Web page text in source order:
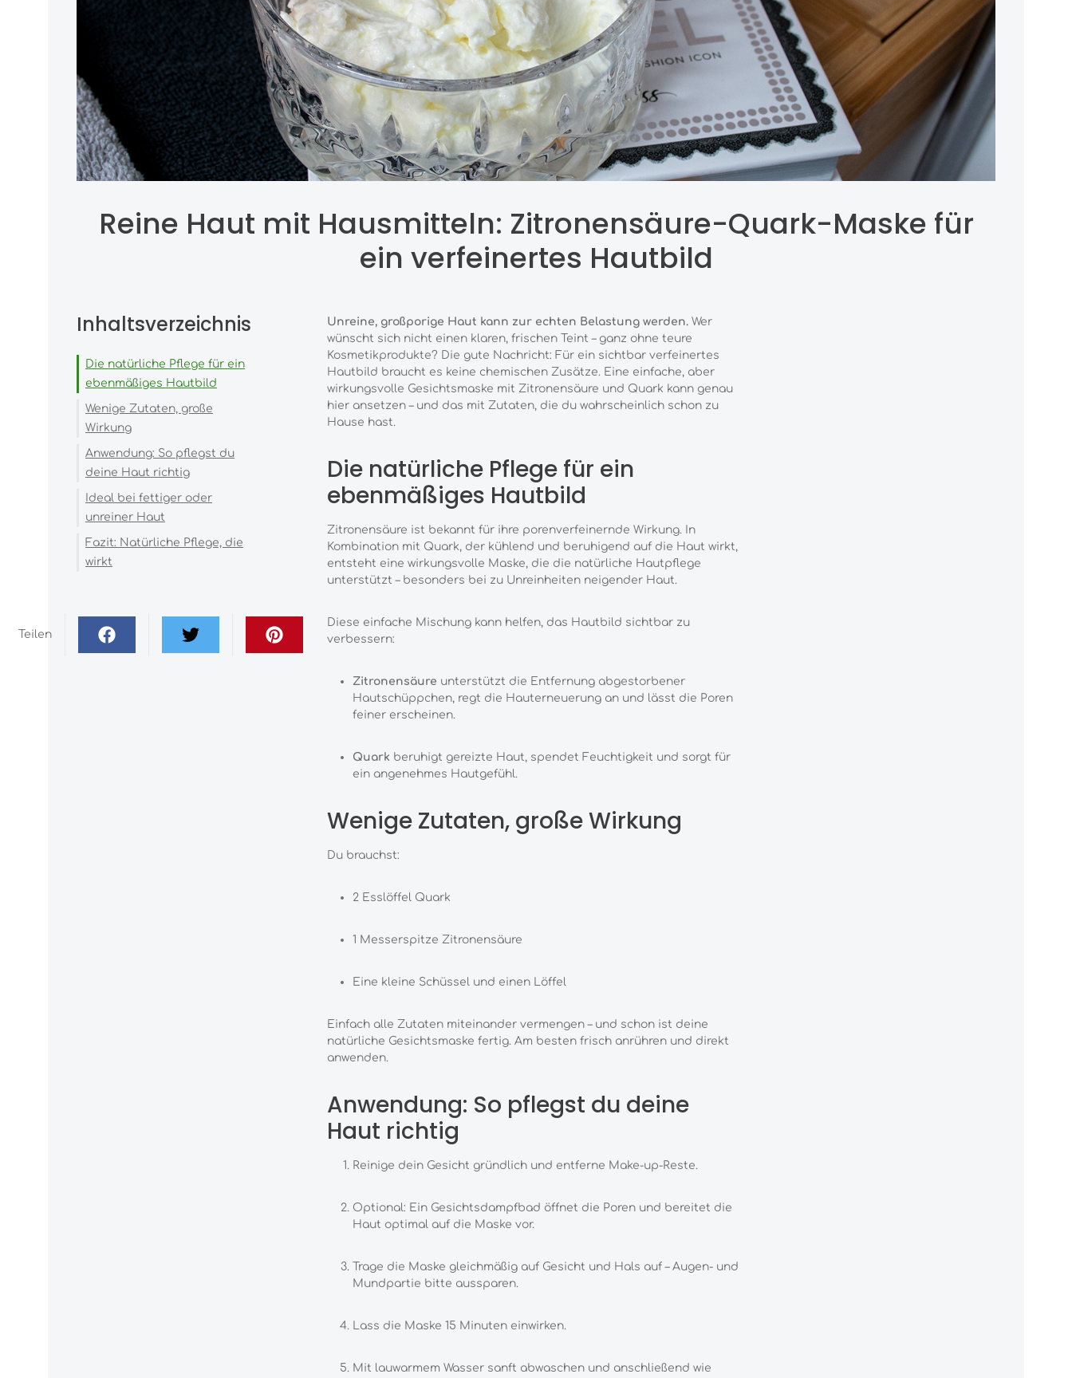
Reine Haut mit Hausmitteln: Zitronensäure-Quark-Maske für
ein verfeinertes Hautbild
Inhaltsverzeichnis
Die natürliche Pflege für ein
ebenmäßiges Hautbild
Wenige Zutaten, große
Wirkung
Anwendung: So pflegst du
deine Haut richtig
Ideal bei fettiger oder
unreiner Haut
Fazit: Natürliche Pflege, die
wirkt
Teilen
Unreine, großporige Haut kann zur echten Belastung werden.Wer
wünscht sich nicht einen klaren, frischen Teint – ganz ohne teure
Kosmetikprodukte? Die gute Nachricht: Für ein sichtbar verfeinertes
Hautbild braucht es keine chemischen Zusätze. Eine einfache, aber
wirkungsvolle Gesichtsmaske mit Zitronensäure und Quark kann genau
hier ansetzen – und das mit Zutaten, die du wahrscheinlich schon zu
Hause hast.
Die natürliche Pflege für ein
ebenmäßiges Hautbild
Zitronensäure ist bekannt für ihre porenverfeinernde Wirkung. In
Kombination mit Quark, der kühlend und beruhigend auf die Haut wirkt,
entsteht eine wirkungsvolle Maske, die die natürliche Hautpflege
unterstützt – besonders bei zu Unreinheiten neigender Haut.
Diese einfache Mischung kann helfen, das Hautbild sichtbar zu
verbessern:
Zitronensäure unterstützt die Entfernung abgestorbener
Hautschüppchen, regt die Hauterneuerung an und lässt die Poren
feiner erscheinen.
Quark beruhigt gereizte Haut, spendet Feuchtigkeit und sorgt für
ein angenehmes Hautgefühl.
Wenige Zutaten, große Wirkung
Du brauchst:
2 Esslöffel Quark
1 Messerspitze Zitronensäure
Eine kleine Schüssel und einen Löffel
Einfach alle Zutaten miteinander vermengen – und schon ist deine
natürliche Gesichtsmaske fertig. Am besten frisch anrühren und direkt
anwenden.
Anwendung: So pflegst du deine
Haut richtig
Reinige dein Gesicht gründlich und entferne Make-up-Reste.
Optional: Ein Gesichtsdampfbad öffnet die Poren und bereitet die
Haut optimal auf die Maske vor.
Trage die Maske gleichmäßig auf Gesicht und Hals auf – Augen- und
Mundpartie bitte aussparen.
Lass die Maske 15 Minuten einwirken.
Mit lauwarmem Wasser sanft abwaschen und anschließend wie